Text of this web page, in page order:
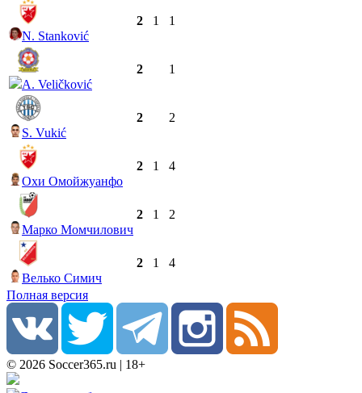
N. Stanković
2 1 1
A. Veličković
2 1
S. Vukić
2 2
Охи Омойжуанфо
2 1 4
Марко Момчилович
2 1 2
Велько Симич
2 1 4
Полная версия
© 2026 Soccer365.ru | 18+